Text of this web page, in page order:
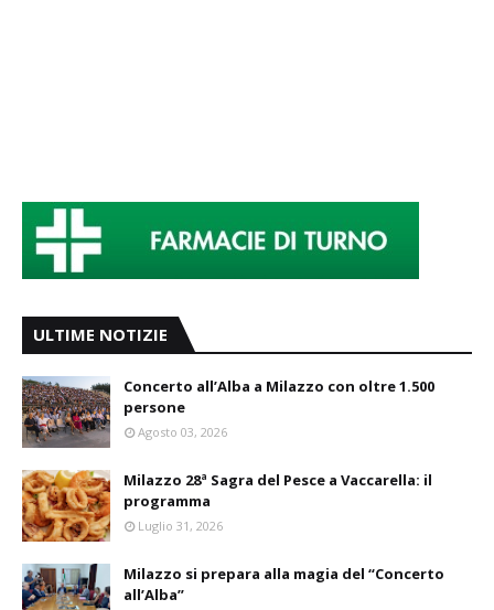
ULTIME NOTIZIE
Concerto all’Alba a Milazzo con oltre 1.500
persone
Agosto 03, 2026
Milazzo 28ª Sagra del Pesce a Vaccarella: il
programma
Luglio 31, 2026
Milazzo si prepara alla magia del “Concerto
all’Alba”